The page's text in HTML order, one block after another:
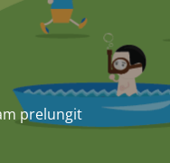
prelungit